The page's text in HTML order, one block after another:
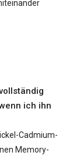
ich ihn
Cadmium-
Memory-